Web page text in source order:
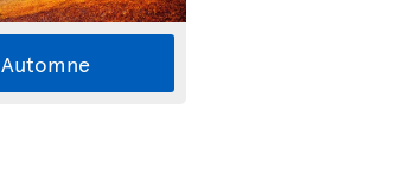
Automne